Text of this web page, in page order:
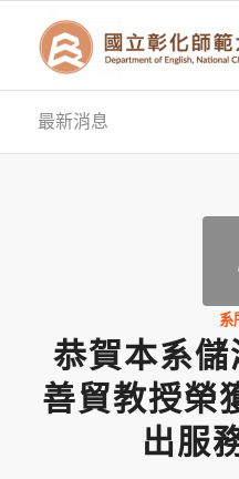
最新消息
系
恭賀本系
善貿教授榮
出服